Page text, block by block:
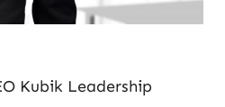
Kubik Leadership